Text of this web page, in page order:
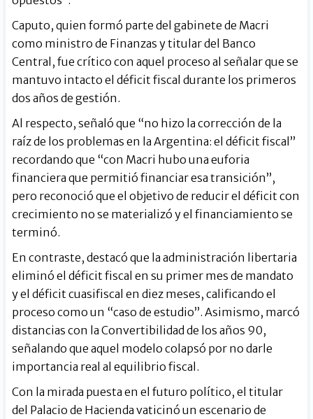
Caputo, quien formó parte del gabinete de Macri
como ministro de Finanzas y titular del Banco
Central, fue crítico con aquel proceso al señalar que se
mantuvo intacto el déficit fiscal durante los primeros
dos años de gestión.
Al respecto, señaló que “no hizo la corrección de la
raíz de los problemas en la Argentina: el déficit fiscal”
recordando que “con Macri hubo una euforia
financiera que permitió financiar esa transición”,
pero reconoció que el objetivo de reducir el déficit con
crecimiento no se materializó y el financiamiento se
terminó.
En contraste, destacó que la administración libertaria
eliminó el déficit fiscal en su primer mes de mandato
y el déficit cuasifiscal en diez meses, calificando el
proceso como un “caso de estudio”. Asimismo, marcó
distancias con la Convertibilidad de los años 90,
señalando que aquel modelo colapsó por no darle
importancia real al equilibrio fiscal.
Con la mirada puesta en el futuro político, el titular
del Palacio de Hacienda vaticinó un escenario de